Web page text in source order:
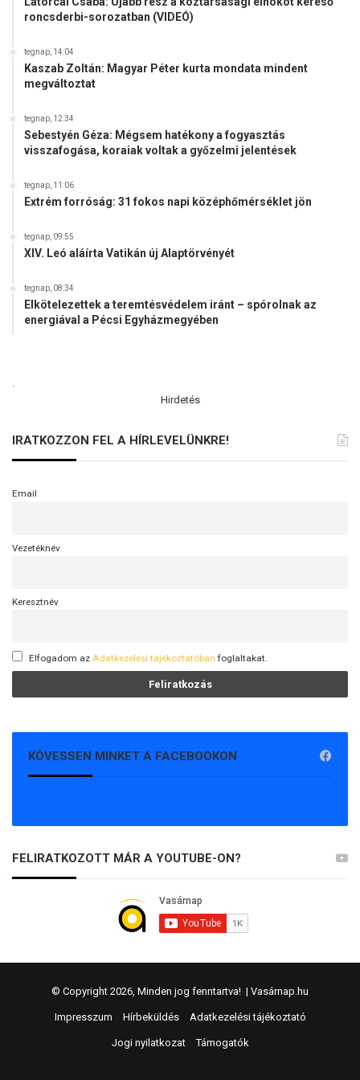
roncsderbi-sorozatban (VIDEÓ)
tegnap, 14:04
Kaszab Zoltán: Magyar Péter kurta mondata mindent
megváltoztat
tegnap, 12:34
Sebestyén Géza: Mégsem hatékony a fogyasztás
visszafogása, koraiak voltak a győzelmi jelentések
tegnap, 11:06
Extrém forróság: 31 fokos napi középhőmérséklet jön
tegnap, 09:55
XIV. Leó aláírta Vatikán új Alaptörvényét
tegnap, 08:34
Elkötelezettek a teremtésvédelem iránt – spórolnak az
energiával a Pécsi Egyházmegyében
.
Hirdetés
IRATKOZZON FEL A HÍRLEVELÜNKRE!
Email
Vezetéknév
Keresztnév
Elfogadom az Adatkezelési tájékoztatóban foglaltakat.
KÖVESSEN MINKET A FACEBOOKON
FELIRATKOZOTT MÁR A YOUTUBE-ON?
© Copyright 2026, Minden jog fenntartva! | Vasárnap.hu
Impresszum Hírbeküldés Adatkezelési tájékoztató
Jogi nyilatkozat Támogatók